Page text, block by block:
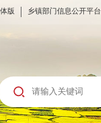
版 乡镇部门信息公开平台